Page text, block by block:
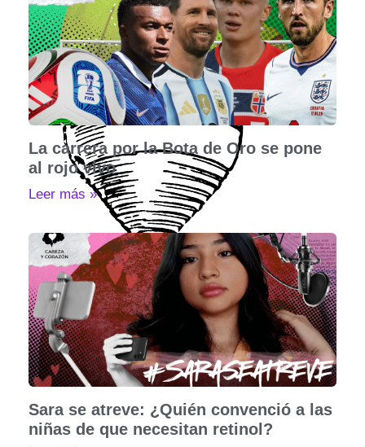
La carrera por la Bota de Oro se pone
al rojo vivo
Leer más »
Sara se atreve: ¿Quién convenció a las
niñas de que necesitan retinol?